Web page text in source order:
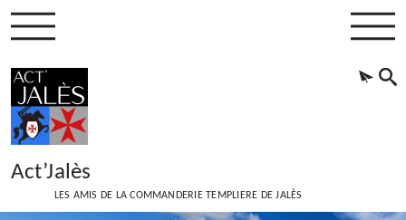
Act’Jalès
LES AMIS DE LA COMMANDERIE TEMPLIERE DE JALÈS